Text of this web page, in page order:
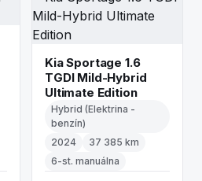
Kia Sportage 1.6
TGDI Mild-Hybrid
Ultimate Edition
Hybrid (Elektrina -
benzín)
2024
37 385 km
6-st. manuálna